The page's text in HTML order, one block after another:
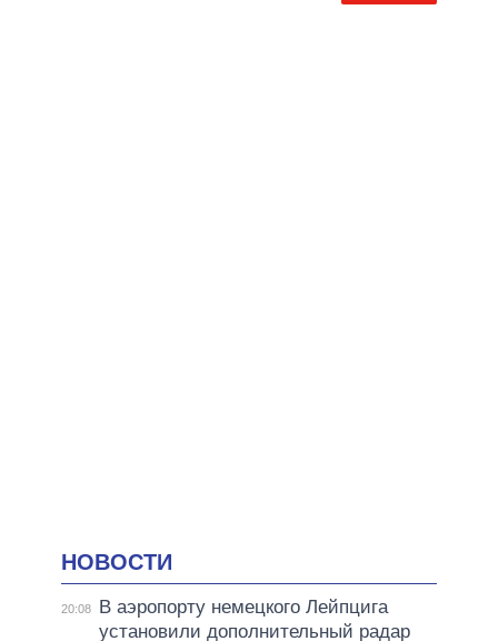
НОВОСТИ
20:08
В аэропорту немецкого Лейпцига
установили дополнительный радар